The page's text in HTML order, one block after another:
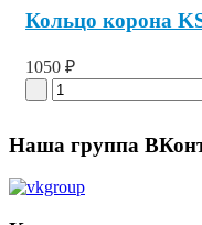
Кольцо корона
1050 ₽
Наша группа